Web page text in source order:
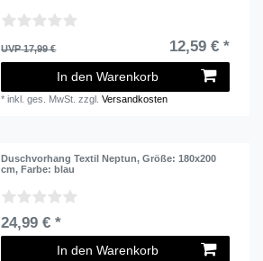
UVP 17,99 € 12,59 € *
In den Warenkorb
*inkl. ges. MwSt. zzgl.Versandkosten
Duschvorhang Textil Neptun, Größe: 180x200
cm, Farbe: blau
24,99 € *
In den Warenkorb